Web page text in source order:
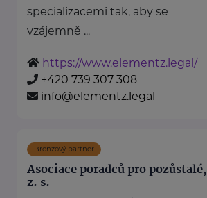
specializacemi tak, aby se
vzájemně ...
https://www.elementz.legal/
+420 739 307 308
info@elementz.legal
Bronzový partner
Asociace poradců pro pozůstalé,
z. s.